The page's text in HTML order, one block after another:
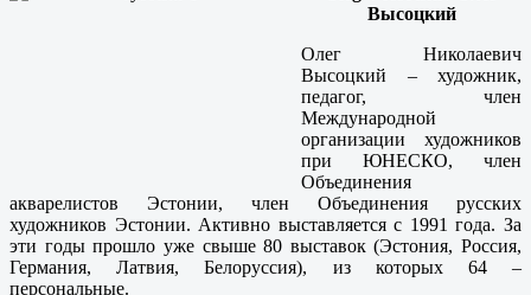
Высоцкий
Олег Николаевич
Высоцкий – художник,
педагог, член
Международной
организации художников
при ЮНЕСКО, член
Объединения
акварелистов Эстонии, член Объединения русских
художников Эстонии. Активно выставляется с 1991 года. За
эти годы прошло уже свыше 80 выставок (Эстония, Россия,
Германия, Латвия, Белоруссия), из которых 64 –
персональные.